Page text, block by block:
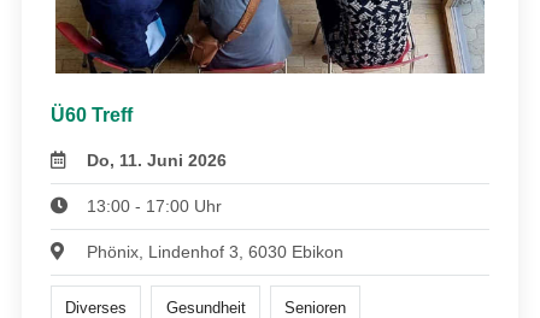
Ü60 Treff
Do, 11. Juni 2026
13:00 - 17:00 Uhr
Phönix, Lindenhof 3, 6030 Ebikon
Diverses Gesundheit Senioren